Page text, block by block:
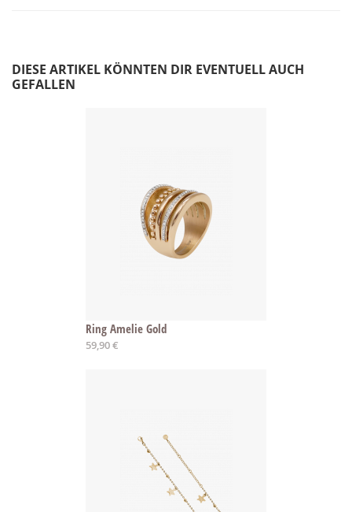
DIESE ARTIKEL KÖNNTEN DIR EVENTUELL AUCH
GEFALLEN
Ring Amelie Gold
Ab
59,90 €